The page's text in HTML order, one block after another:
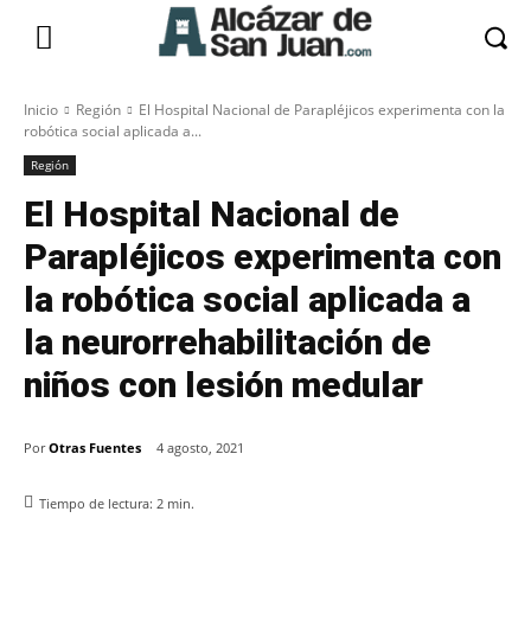
Inicio Región
El Hospital Nacional de Parapléjicos experimenta con la
robótica social aplicada a...
Región
El Hospital Nacional de
Parapléjicos experimenta con
la robótica social aplicada a
la neurorrehabilitación de
niños con lesión medular
Por Otras Fuentes 4 agosto, 2021
Tiempo de lectura: 2 min.